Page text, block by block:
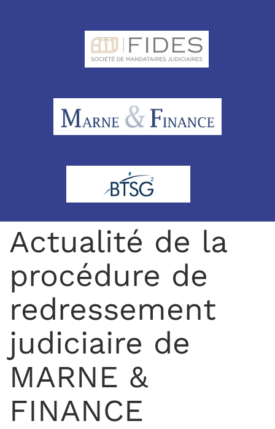
Actualité de la
procédure de
redressement
judiciaire de
MARNE &
FINANCE